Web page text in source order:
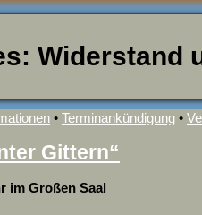
Widerstand
• Terminankündigung •
Gittern“
im Großen Saal